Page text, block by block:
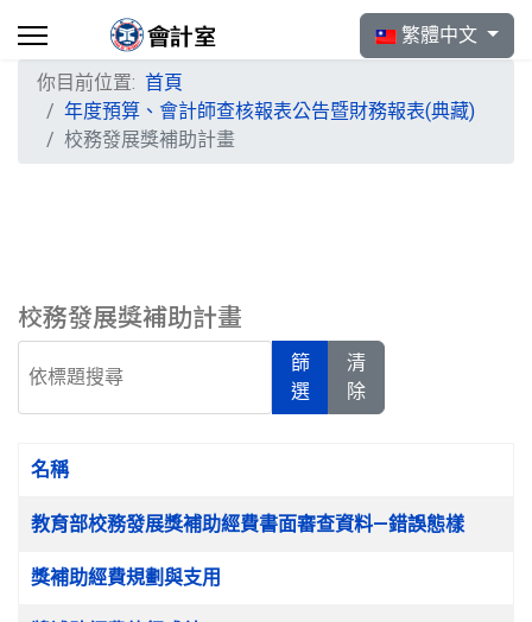
選擇你的語言
繁體中文
你目前位置: 首頁
年度預算、會計師查核報表公告暨財務報表(典藏)
校務發展獎補助計畫
校務發展獎補助計畫
篩
選
清
除
文章列表
名稱
教育部校務發展獎補助經費書面審查資料—錯誤態樣
獎補助經費規劃與支用